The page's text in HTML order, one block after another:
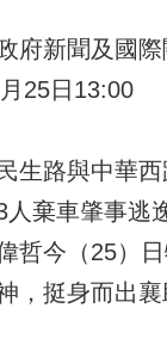
府新聞及國
25日13:00
生路與中華
棄車肇事逃
哲今（25）
，挺身而出